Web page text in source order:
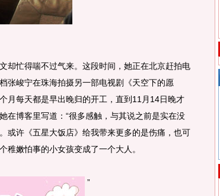
忙得喘不过气来。这段时间，她正在北京赶拍电
张峻宁在珠海拍摄另一部电视剧《天空下的愿
月每天都是早出晚归的开工，直到11月14日晚才
在博客里写道：“很多感触，与其说之前是实在没
或许《五星大饭店》给我带来更多的是伤痛，也可
稚嫩怕事的小女孩变成了一个大人。
”